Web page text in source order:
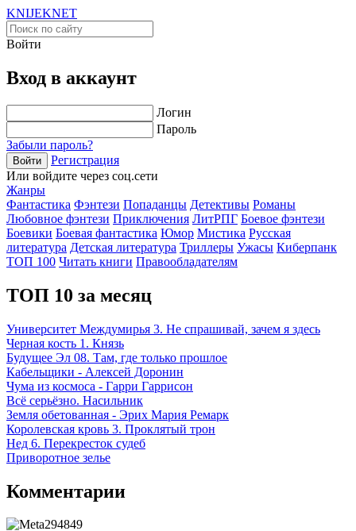
KNIJEKNET
Войти
Вход в аккаунт
Логин
Пароль
Забыли пароль?
Войти
Регистрация
Или войдите через соц.сети
Жанры
Фантастика Фэнтези Попаданцы Детективы Романы
Любовное фэнтези Приключения ЛитРПГ Боевое фэнтези
Боевики Боевая фантастика Юмор Мистика Русская
литература Детская литература Триллеры Ужасы Киберпанк
ТОП 100 Читать книги Правообладателям
ТОП 10 за месяц
Университет Междумирья 3. Не спрашивай, зачем я здесь
Черная кость 1. Князь
Будущее Эл 08. Там, где только прошлое
Кабельщики - Алексей Доронин
Чума из космоса - Гарри Гаррисон
Всё серьёзно. Насильник
Земля обетованная - Эрих Мария Ремарк
Королевская кровь 3. Проклятый трон
Нед 6. Перекресток судеб
Приворотное зелье
Комментарии